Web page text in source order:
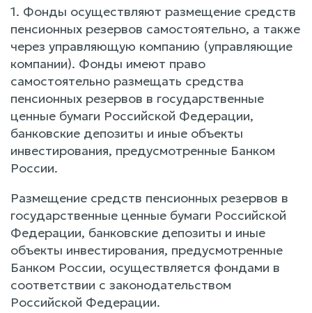
1. Фонды осуществляют размещение средств
пенсионных резервов самостоятельно, а также
через управляющую компанию (управляющие
компании). Фонды имеют право
самостоятельно размещать средства
пенсионных резервов в государственные
ценные бумаги Российской Федерации,
банковские депозиты и иные объекты
инвестирования, предусмотренные Банком
России.
Размещение средств пенсионных резервов в
государственные ценные бумаги Российской
Федерации, банковские депозиты и иные
объекты инвестирования, предусмотренные
Банком России, осуществляется фондами в
соответствии с законодательством
Российской Федерации.